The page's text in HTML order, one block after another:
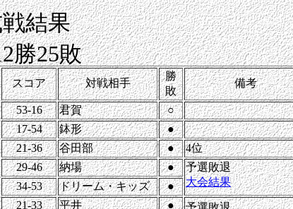
結果
勝25敗
スコア 対戦相手
勝
敗
備考
53-16 君賀
○
17-54 鉢形
●
21-36 谷田部 ●
4位
29-46 納場 ●
予選敗退
大会結果
34-53 ドリーム・キッズ
●
21-33 平井 ●